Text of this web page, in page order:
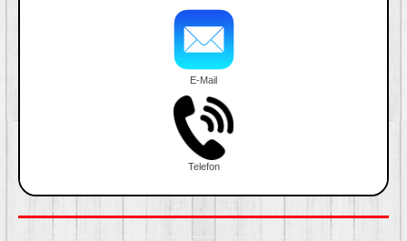
E-Mail
Telefon